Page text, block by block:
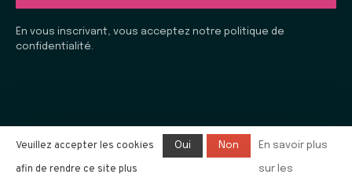
En vous inscrivant, vous acceptez notre politique de
confidentialité.
© Copyright 2026 La Vie Laine de Rimouski
- Tous droits
Veuillez accepter les cookies
afin de rendre ce site plus
Oui Non En savoir plus
sur les